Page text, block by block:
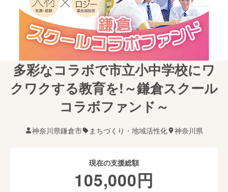
多彩なコラボで市立小中学校にワ
クワクする教育を!～鎌倉スクール
コラボファンド～
神奈川県鎌倉市 まちづくり・地域活性化 神奈川県
現在の支援総額
105,000円